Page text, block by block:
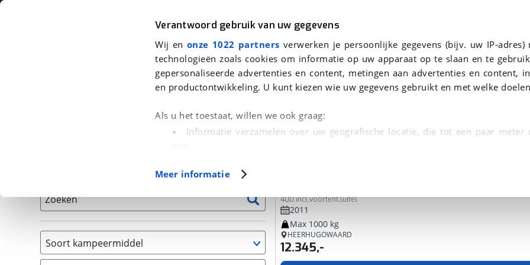
Verantwoord gebruik van uw gegevens
Wij en onze 1022 partners verwerken je persoonlijke gegevens (bijv. uw IP-adres)
technologieën zoals cookies om informatie op uw apparaat op te slaan en te
gepersonaliseerde advertenties en content, metingen aan advertenties en content,
en productontwikkeling. U kunt kiezen wie uw gegevens gebruikt en met welke
Als u het toestaat, willen we ook graag:
Informatie verzamelen over uw geografische locatie, die tot een paar meter
(fingerprinting)
in. U kunt uw toestemming op elk moment wijzigen of
Cookieverklaring.
Met cookies en vergelijkbare technieken zorgen we voor een betere en meer
Functionele cookies zorgen ervoor dat de website goed werkt. Ook gebruiken we
Meer informatie
Auto Fiets Motor
Kampeervoertuigen
We hebben 2 kampeervoertuigen voor je gevonden
Zoeken
Soort kampeermiddel
Caravan (2)
400 incl.voortent,luifel
2011
Max 1000 kg
HEERHUGOWAARD
12.345,-